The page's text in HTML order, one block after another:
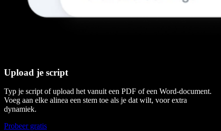
Upload je script
Typ je script of upload het vanuit een PDF of een Word-document.
Voeg aan elke alinea een stem toe als je dat wilt, voor extra
dynamiek.
Probeer gratis